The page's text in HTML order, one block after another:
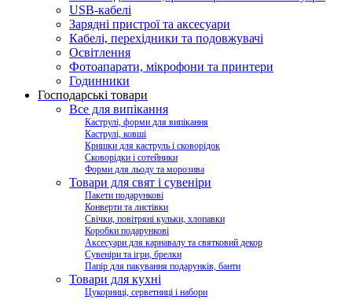
USB-кабелі
Зарядні пристрої та аксесуари
Кабелі, перехідники та подовжувачі
Освітлення
Фотоапарати, мікрофони та принтери
Годинники
Господарські товари
Все для випікання
Каструлі, форми для випікання
Каструлі, ковші
Кришки для каструль і сковорідок
Сковорідки і сотейники
Форми для льоду та морозива
Товари для свят і сувеніри
Пакети подарункові
Конверти та листівки
Свічки, повітряні кульки, хлопавки
Коробки подарункові
Аксесуари для карнавалу та святковий декор
Сувеніри та ігри, брелки
Папір для пакування подарунків, банти
Товари для кухні
Цукорниці, серветниці і набори